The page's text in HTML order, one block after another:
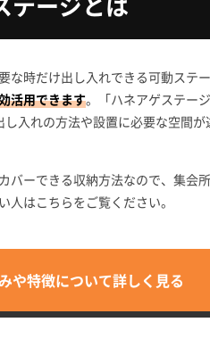
時だけ出し入れできる可動ステー
活用できます。「ハネアゲステー
入れの方法や設置に必要な空間
ーできる収納方法なので、集会
はこちらをご覧ください。
や特徴について詳しく見る